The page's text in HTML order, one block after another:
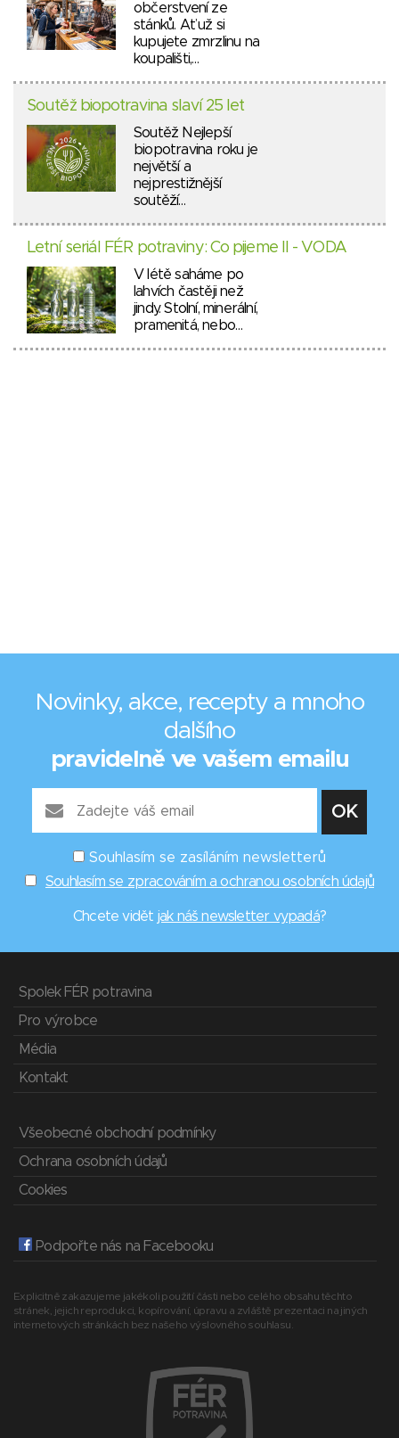
občerstvení ze
stánků. Ať už si
kupujete zmrzlinu na
koupališti,…
Soutěž biopotravina slaví 25 let
Soutěž Nejlepší
biopotravina roku je
největší a
nejprestižnější
soutěží…
Letní seriál FÉR potraviny: Co pijeme II - VODA
V létě saháme po
lahvích častěji než
jindy. Stolní, minerální,
pramenitá, nebo…
Novinky, akce, recepty a mnoho
dalšího
pravidelně ve vašem emailu
Souhlasím se zasíláním newsletterů
Souhlasím se zpracováním a ochranou osobních údajů
Chcete vidět jak náš newsletter vypadá?
Spolek FÉR potravina
Pro výrobce
Média
Kontakt
Všeobecné obchodní podmínky
Ochrana osobních údajů
Cookies
Podpořte nás na Facebooku
Explicitně zakazujeme jakékoli použití části nebo celého obsahu těchto
stránek, jejich reprodukci, kopírování, úpravu a zvláště prezentaci na jiných
internetových stránkách bez našeho výslovného souhlasu.